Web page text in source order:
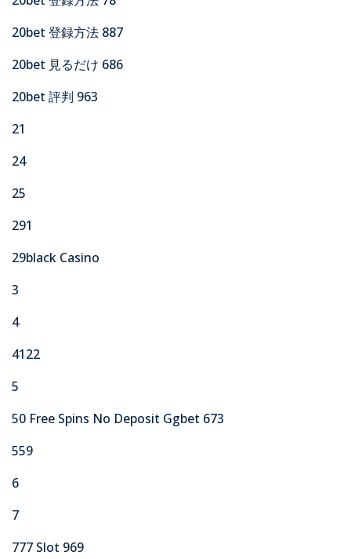
20bet 登録方法 887
20bet 見るだけ 686
20bet 評判 963
21
24
25
291
29black Casino
3
4
4122
5
50 Free Spins No Deposit Ggbet 673
559
6
7
777 Slot 969